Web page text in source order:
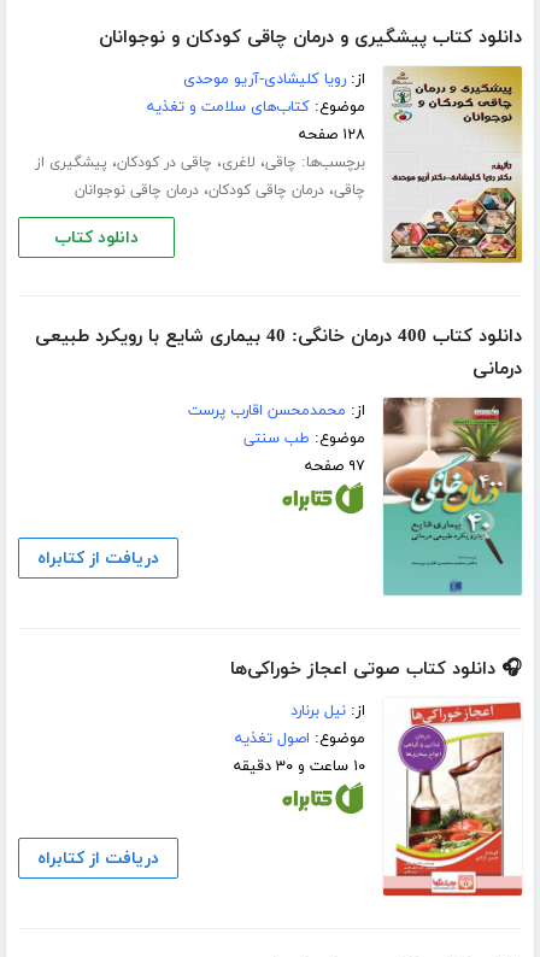
دانلود کتاب پیشگیری و درمان چاقی کودکان و نوجوانان
از:رویا کلیشادی-آریو موحدی
موضوع:کتاب‌های سلامت و تغذیه
۱۲۸ صفحه
برچسب‌ها: چاقی، لاغری، چاقی در کودکان، پیشگیری از
چاقی،درمان چاقی کودکان،درمان چاقی نوجوانان
دانلود کتاب
دانلود کتاب 400 درمان‌ خانگی: 40 بیماری شایع با رویکرد طبیعی
درمانی
از: محمدمحسن اقارب پرست
موضوع: طب سنتی
۹۷ صفحه
دریافت از کتابراه
🎧 دانلود کتاب صوتی اعجاز خوراکی‌ها
از:نیل برنارد
موضوع: اصول تغذیه
۱۰ ساعت و ۳۰ دقیقه
دریافت از کتابراه